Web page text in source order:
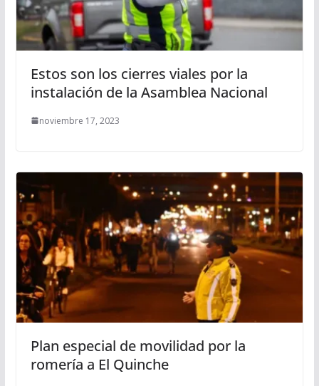
Estos son los cierres viales por la
instalación de la Asamblea Nacional
noviembre 17, 2023
Plan especial de movilidad por la
romería a El Quinche